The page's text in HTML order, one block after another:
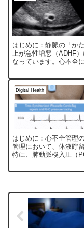
はじめに：静脈の「か
上が急性増悪（ADHF
なっています。心不全
Digital Health
はじめに：心不全管理
管理において、体液貯
特に、肺動脈楔入圧（